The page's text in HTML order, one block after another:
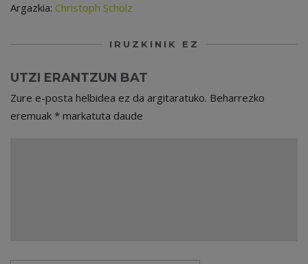
Argazkia: Christoph Scholz
IRUZKINIK EZ
UTZI ERANTZUN BAT
Zure e-posta helbidea ez da argitaratuko. Beharrezko
eremuak * markatuta daude